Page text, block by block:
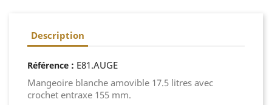
Description
Référence : E81.AUGE
Mangeoire blanche amovible 17.5 litres avec
crochet entraxe 155 mm.